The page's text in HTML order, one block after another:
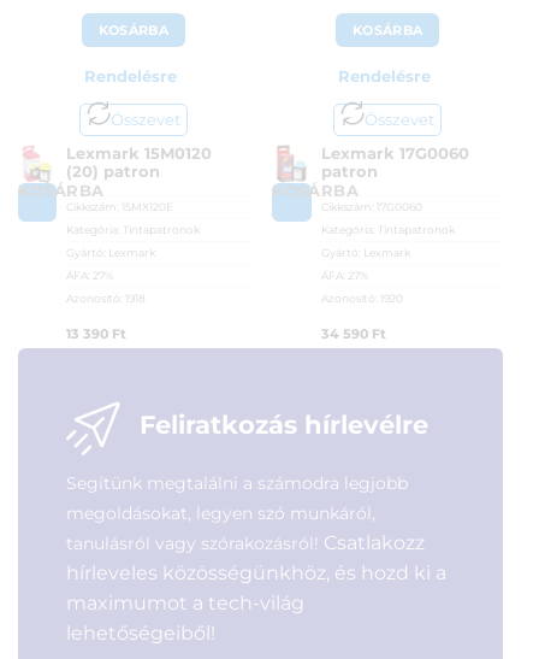
KOSÁRBA
Rendelésre
Összevet
KOSÁRBA
Lexmark 15M0120
(20) patron
Cikkszám: 15MX120E
Kategória:
Tintapatronok
Gyártó: Lexmark
ÁFA: 27%
Azonosító: 1918
13 390 Ft
KOSÁRBA
Rendelésre
Összevet
KOSÁRBA
Lexmark 17G0060
patron
Cikkszám: 17G0060
Kategória:
Tintapatronok
Gyártó: Lexmark
ÁFA: 27%
Azonosító: 1920
34 590 Ft
Feliratkozás hírlevélre
Segítünk megtalálni a számodra legjobb
megoldásokat, legyen szó munkáról,
tanulásról vagy szórakozásról! Csatlakozz
hírleveles közösségünkhöz, és hozd ki a
maximumot a tech-világ
lehetőségeiből!